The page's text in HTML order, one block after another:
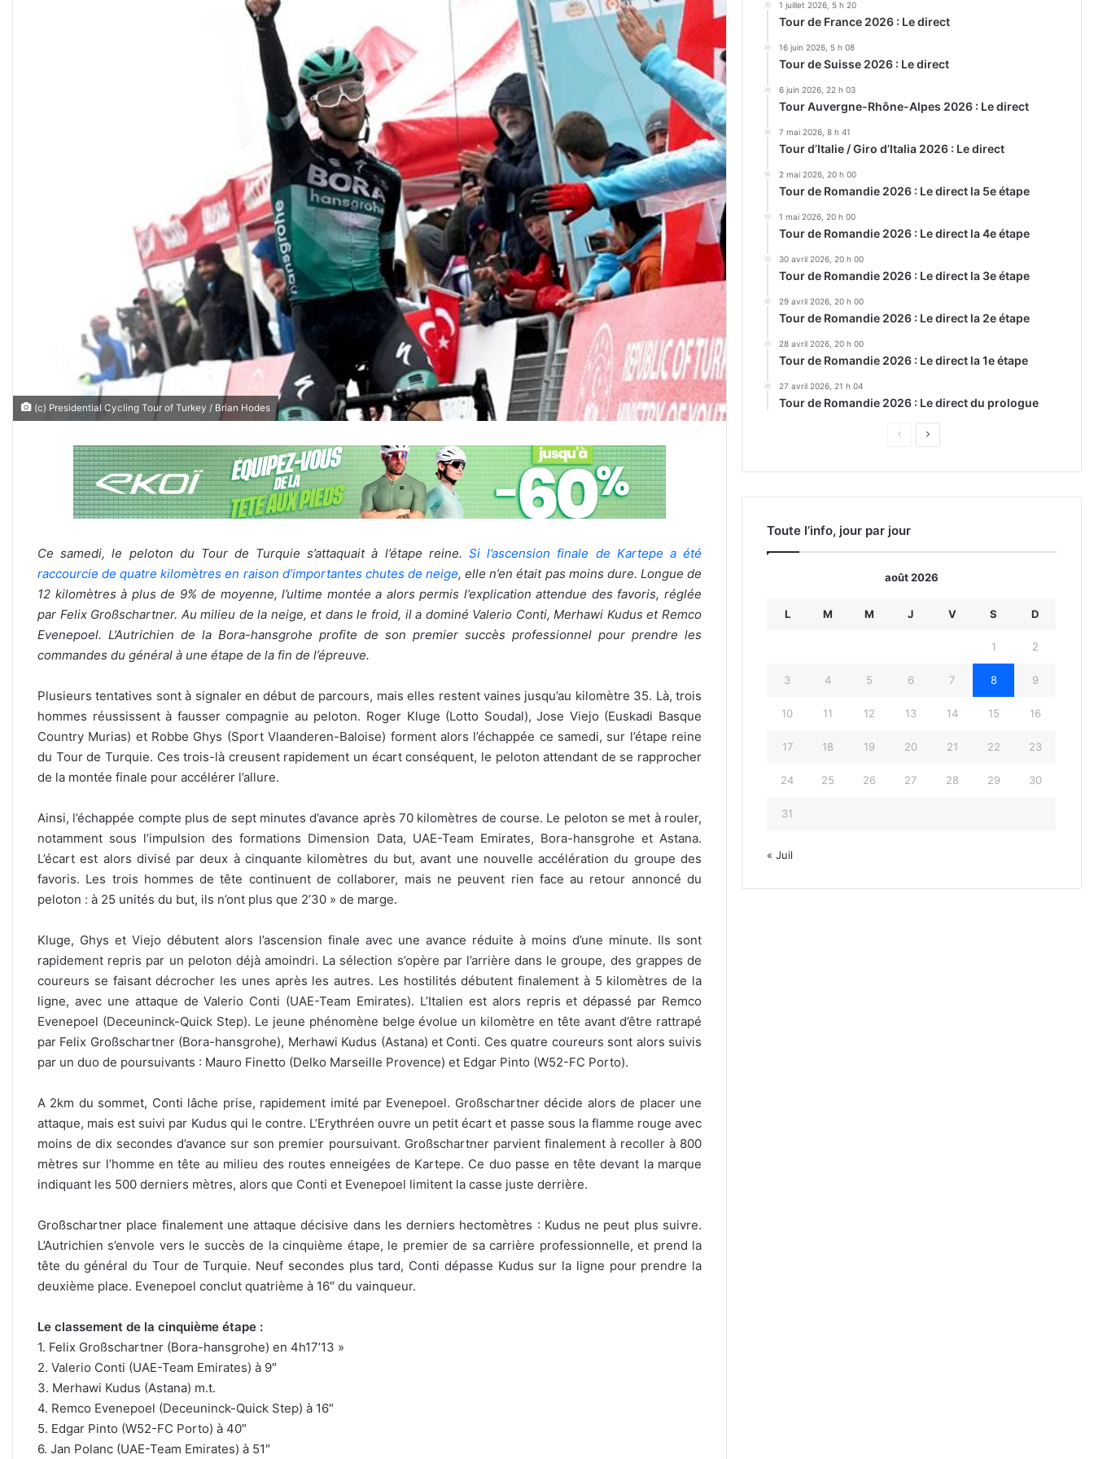
(c) Presidential Cycling Tour of Turkey / Brian Hodes
Ce samedi, le peloton du Tour de Turquie s’attaquait à l’étape reine. Si l’ascension finale de Kartepe a été
raccourcie de quatre kilomètres en raison d’importantes chutes de neige, elle n’en était pas moins dure. Longue de
12 kilomètres à plus de 9% de moyenne, l’ultime montée a alors permis l’explication attendue des favoris, réglée
par Felix Großschartner. Au milieu de la neige, et dans le froid, il a dominé Valerio Conti, Merhawi Kudus et Remco
Evenepoel. L’Autrichien de la Bora-hansgrohe profite de son premier succès professionnel pour prendre les
commandes du général à une étape de la fin de l’épreuve.
Plusieurs tentatives sont à signaler en début de parcours, mais elles restent vaines jusqu’au kilomètre 35. Là, trois
hommes réussissent à fausser compagnie au peloton. Roger Kluge (Lotto Soudal), Jose Viejo (Euskadi Basque
Country Murias) et Robbe Ghys (Sport Vlaanderen-Baloise) forment alors l’échappée ce samedi, sur l’étape reine
du Tour de Turquie. Ces trois-là creusent rapidement un écart conséquent, le peloton attendant de se rapprocher
de la montée finale pour accélérer l’allure.
Ainsi, l’échappée compte plus de sept minutes d’avance après 70 kilomètres de course. Le peloton se met à rouler,
notamment sous l’impulsion des formations Dimension Data, UAE-Team Emirates, Bora-hansgrohe et Astana.
L’écart est alors divisé par deux à cinquante kilomètres du but, avant une nouvelle accélération du groupe des
favoris. Les trois hommes de tête continuent de collaborer, mais ne peuvent rien face au retour annoncé du
peloton : à 25 unités du but, ils n’ont plus que 2’30 » de marge.
Kluge, Ghys et Viejo débutent alors l’ascension finale avec une avance réduite à moins d’une minute. Ils sont
rapidement repris par un peloton déjà amoindri. La sélection s’opère par l’arrière dans le groupe, des grappes de
coureurs se faisant décrocher les unes après les autres. Les hostilités débutent finalement à 5 kilomètres de la
ligne, avec une attaque de Valerio Conti (UAE-Team Emirates). L’Italien est alors repris et dépassé par Remco
Evenepoel (Deceuninck-Quick Step). Le jeune phénomène belge évolue un kilomètre en tête avant d’être rattrapé
par Felix Großschartner (Bora-hansgrohe), Merhawi Kudus (Astana) et Conti. Ces quatre coureurs sont alors suivis
par un duo de poursuivants : Mauro Finetto (Delko Marseille Provence) et Edgar Pinto (W52-FC Porto).
A 2km du sommet, Conti lâche prise, rapidement imité par Evenepoel. Großschartner décide alors de placer une
attaque, mais est suivi par Kudus qui le contre. L’Erythréen ouvre un petit écart et passe sous la flamme rouge avec
moins de dix secondes d’avance sur son premier poursuivant. Großschartner parvient finalement à recoller à 800
mètres sur l’homme en tête au milieu des routes enneigées de Kartepe. Ce duo passe en tête devant la marque
indiquant les 500 derniers mètres, alors que Conti et Evenepoel limitent la casse juste derrière.
Großschartner place finalement une attaque décisive dans les derniers hectomètres : Kudus ne peut plus suivre.
L’Autrichien s’envole vers le succès de la cinquième étape, le premier de sa carrière professionnelle, et prend la
tête du général du Tour de Turquie. Neuf secondes plus tard, Conti dépasse Kudus sur la ligne pour prendre la
deuxième place. Evenepoel conclut quatrième à 16″ du vainqueur.
Le classement de la cinquième étape :
1. Felix Großschartner (Bora-hansgrohe) en 4h17’13 »
2. Valerio Conti (UAE-Team Emirates) à 9″
3. Merhawi Kudus (Astana) m.t.
4. Remco Evenepoel (Deceuninck-Quick Step) à 16″
5. Edgar Pinto (W52-FC Porto) à 40″
6. Jan Polanc (UAE-Team Emirates) à 51″
1 juillet 2026, 5 h 20
Tour de France 2026 : Le direct
16 juin 2026, 5 h 08
Tour de Suisse 2026 : Le direct
6 juin 2026, 22 h 03
Tour Auvergne-Rhône-Alpes 2026 : Le direct
7 mai 2026, 8 h 41
Tour d’Italie / Giro d’Italia 2026 : Le direct
2 mai 2026, 20 h 00
Tour de Romandie 2026 : Le direct la 5e étape
1 mai 2026, 20 h 00
Tour de Romandie 2026 : Le direct la 4e étape
30 avril 2026, 20 h 00
Tour de Romandie 2026 : Le direct la 3e étape
29 avril 2026, 20 h 00
Tour de Romandie 2026 : Le direct la 2e étape
28 avril 2026, 20 h 00
Tour de Romandie 2026 : Le direct la 1e étape
27 avril 2026, 21 h 04
Tour de Romandie 2026 : Le direct du prologue
Page
Page
Toute l’info, jour par jour
août 2026
L M M J V S D
1 2
3 4 5 6 7 8 9
10 11 12 13 14 15 16
17 18 19 20 21 22 23
24 25 26 27 28 29 30
31
« Juil